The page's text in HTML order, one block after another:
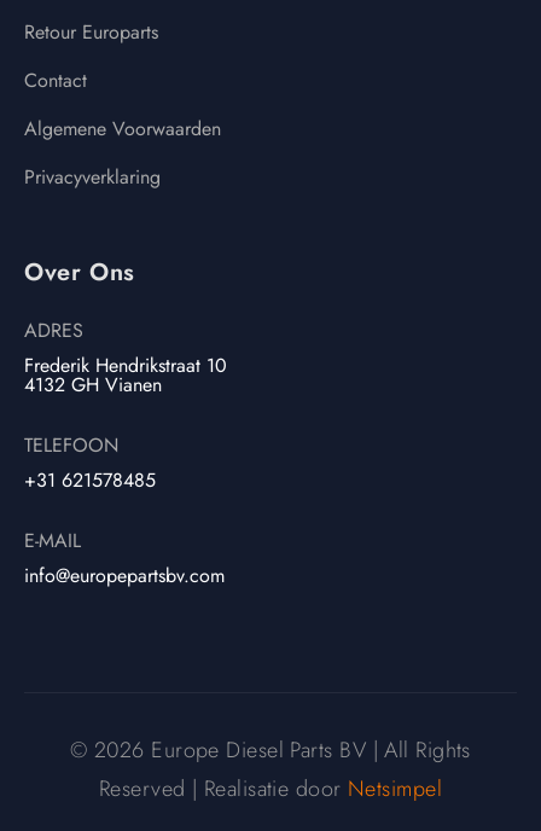
Retour Europarts
Contact
Algemene Voorwaarden
Privacyverklaring
Over Ons
ADRES
Frederik Hendrikstraat 10
4132 GH Vianen
TELEFOON
+31 621578485
E-MAIL
info@europepartsbv.com
© 2026 Europe Diesel Parts BV | All Rights
Reserved | Realisatie door Netsimpel